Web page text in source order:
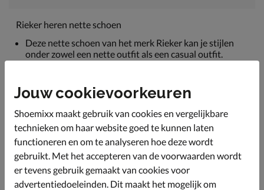
Rieker heren nette schoen
Deze nette schoen van het merk Rieker kan je stijlen
onder zowel een nette outfit als een casual outfit.
De binnenkant is van een textiel, leer en kunstleer.
Het voetbed geeft een fijne demping tijdens het lopen.
Voorzien van een rubberen loopzool.
Specificaties
Jouw cookievoorkeuren
Shoemixx maakt gebruik van cookies en vergelijkbare
technieken om haar website goed te kunnen laten
functioneren en om te analyseren hoe deze wordt
gebruikt. Met het accepteren van de voorwaarden wordt
er tevens gebruik gemaakt van cookies voor
advertentiedoeleinden. Dit maakt het mogelijk om